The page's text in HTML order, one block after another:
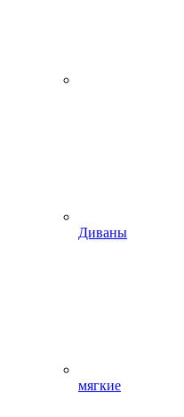
Диваны
мягкие